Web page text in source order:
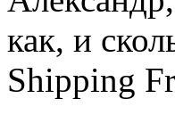
как, и
Shipping